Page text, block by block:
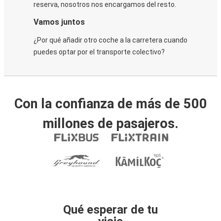
reserva, nosotros nos encargamos del resto.
Vamos juntos
¿Por qué añadir otro coche a la carretera cuando
puedes optar por el transporte colectivo?
Con la confianza de más de 500
millones de pasajeros.
Qué esperar de tu